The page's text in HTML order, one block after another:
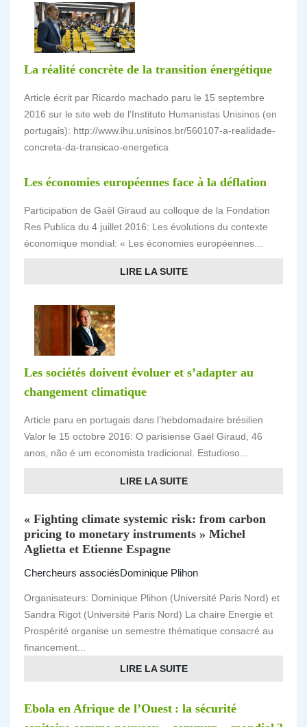
La réalité concrète de la transition énergétique
Article écrit par Ricardo machado paru le 15 septembre
2016 sur le site web de l’Instituto Humanistas Unisinos (en
portugais): http://www.ihu.unisinos.br/560107-a-realidade-
concreta-da-transicao-energetica
Les économies européennes face à la déflation
Participation de Gaël Giraud au colloque de la Fondation
Res Publica du 4 juillet 2016: Les évolutions du contexte
économique mondial: « Les économies européennes...
LIRE LA SUITE
Les sociétés doivent évoluer et s’adapter au
changement climatique
Article paru en portugais dans l’hebdomadaire brésilien
Valor le 15 octobre 2016: O parisiense Gaël Giraud, 46
anos, não é um economista tradicional. Estudioso...
LIRE LA SUITE
« Fighting climate systemic risk: from carbon
pricing to monetary instruments » Michel
Aglietta et Etienne Espagne
Chercheurs associésDominique Plihon
Organisateurs: Dominique Plihon (Université Paris Nord) et
Sandra Rigot (Université Paris Nord) La chaire Energie et
Prospérité organise un semestre thématique consacré au
financement...
LIRE LA SUITE
Ebola en Afrique de l’Ouest : la sécurité